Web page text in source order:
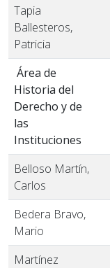
Tapia
Ballesteros,
Patricia
Área de
Historia del
Derecho y de
las
Instituciones
Belloso Martín,
Carlos
Bedera Bravo,
Mario
Martínez